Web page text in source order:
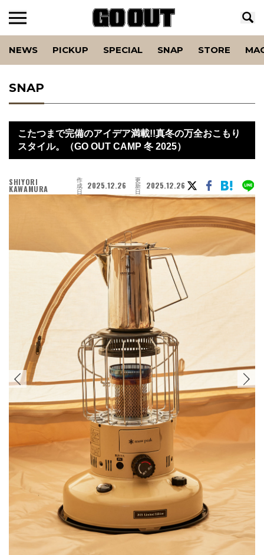
NEWS PICKUP SPECIAL SNAP STORE
SNAP
こたつまで完備のアイデア満載!!真冬の万全おこもり
スタイル。（GO OUT CAMP 冬 2025）
SHIYORI
KAWAMURA
作
成
日
2025.12.26 更
新
日
2025.12.26